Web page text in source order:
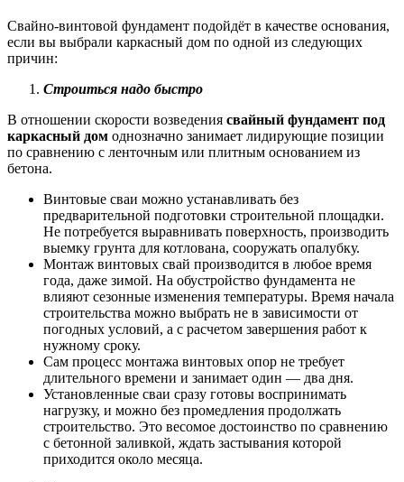
Свайно-винтовой фундамент подойдёт в качестве основания,
если вы выбрали каркасный дом по одной из следующих
причин:
Строиться надо быстро
В отношении скорости возведения свайный фундамент под
каркасный дом однозначно занимает лидирующие позиции
по сравнению с ленточным или плитным основанием из
бетона.
Винтовые сваи можно устанавливать без
предварительной подготовки строительной площадки.
Не потребуется выравнивать поверхность, производить
выемку грунта для котлована, сооружать опалубку.
Монтаж винтовых свай производится в любое время
года, даже зимой. На обустройство фундамента не
влияют сезонные изменения температуры. Время начала
строительства можно выбрать не в зависимости от
погодных условий, а с расчетом завершения работ к
нужному сроку.
Сам процесс монтажа винтовых опор не требует
длительного времени и занимает один — два дня.
Установленные сваи сразу готовы воспринимать
нагрузку, и можно без промедления продолжать
строительство. Это весомое достоинство по сравнению
с бетонной заливкой, ждать застывания которой
приходится около месяца.